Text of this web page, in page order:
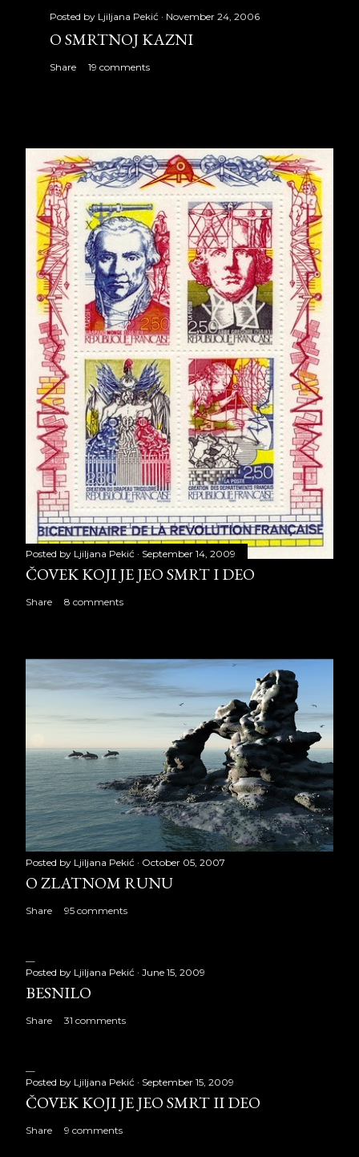
Posted by Ljiljana Pekić November 24, 2006
O SMRTNOJ KAZNI
Share 19 comments
Posted by Ljiljana Pekić September 14, 2009
ČOVEK KOJI JE JEO SMRT I DEO
Share 8 comments
Posted by Ljiljana Pekić October 05, 2007
O ZLATNOM RUNU
Share 95 comments
Posted by Ljiljana Pekić June 15, 2009
BESNILO
Share 31 comments
Posted by Ljiljana Pekić September 15, 2009
ČOVEK KOJI JE JEO SMRT II DEO
Share 9 comments